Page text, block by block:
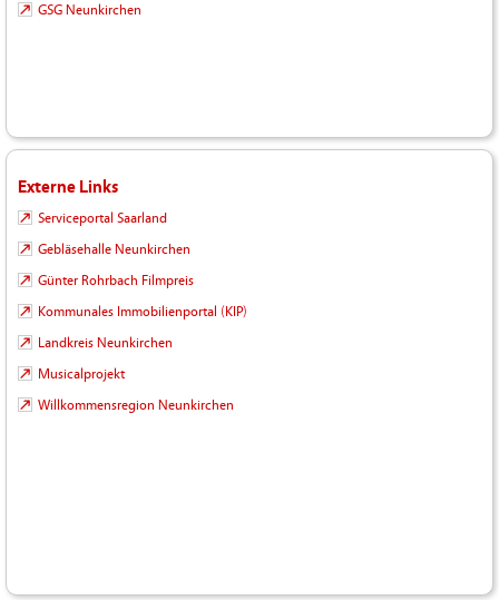
GSG Neunkirchen
Externe Links
Serviceportal Saarland
Gebläsehalle Neunkirchen
Günter Rohrbach Filmpreis
Kommunales Immobilienportal (KIP)
Landkreis Neunkirchen
Musicalprojekt
Willkommensregion Neunkirchen